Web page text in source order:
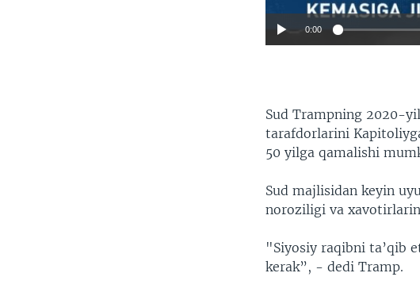
0:00
Sud Trampning 2020-
tarafdorlarini
50 yilga qamalishi
Sud majlisidan keyin
noroziligi va
"Siyosiy raqibni ta’qib
kerak”, - dedi Tramp.